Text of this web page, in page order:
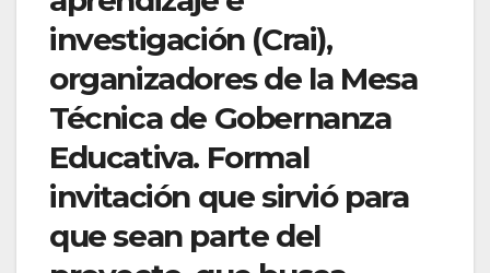
investigación (Crai),
organizadores de la Mesa
Técnica de Gobernanza
Educativa. Formal
invitación que sirvió para
que sean parte del